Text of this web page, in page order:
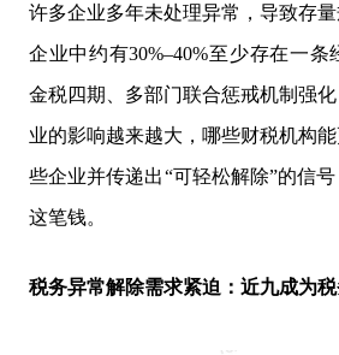
许多企业多年未处理异常，导致存
企业中约有30%–40%至少存在一
金税四期、多部门联合惩戒机制强
业的影响越来越大，哪些财税机构
些企业并传递出“可轻松解除”的信
这笔钱。
税务异常解除需求紧迫：近九成为